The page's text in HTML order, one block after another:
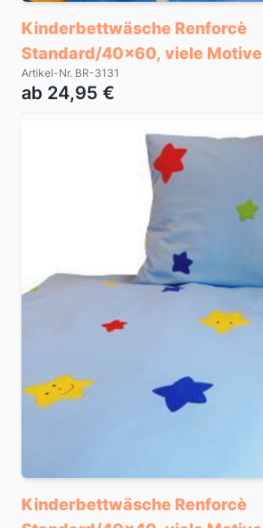
Kinderbettwäsche Renforcè
Standard/40x60, viele Motive
Artikel-Nr. BR-3131
ab 24,95 €
Kinderbettwäsche Renforcè